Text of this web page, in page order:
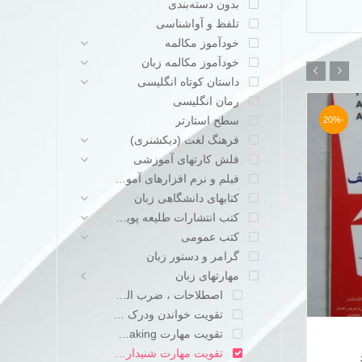
-20%
قیمت
قیمت
-
کتاب
آموزش
لیسنینگ
Real
Listening
افزودن به سبد خرید
کتاب آموزش لیسنینگ Real Listening &
بدون دسته‌بندی
تلفظ و آواشناسی
خودآموز مکالمه
خودآموز مکالمه زبان
داستان کوتاه انگلیسی
رمان انگلیسی
سطح استارتر
فرهنگ لغت (دیکشنری)
فلش کارتهای آموزشی
فیلم و نرم افزارهای آموزشی
کتابهای دانشگاهی زبان
کتب انتشارات طلیعه پویش
کتب عمومی
گرامر و دستور زبان
مهارتهای زبان
اصطلاحات ، ضرب المثلها و عبارات عامیانه
تقویت خواندن ودرک مطلب Reading
تقویت مهارت speaking
تقویت مهارت شنیداری listening